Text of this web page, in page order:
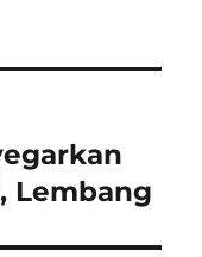
Lembang